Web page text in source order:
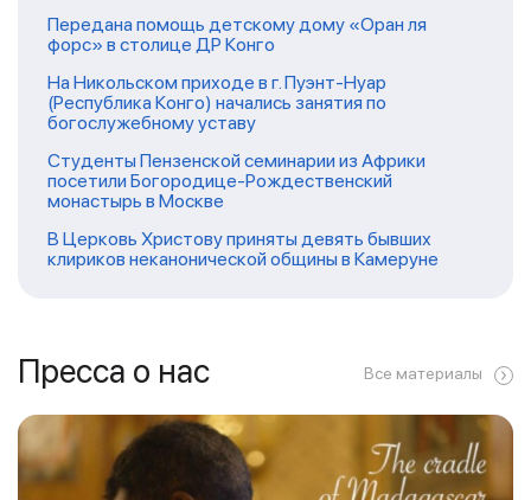
Передана помощь детскому дому «Оран ля
форс» в столице ДР Конго
На Никольском приходе в г. Пуэнт-Нуар
(Республика Конго) начались занятия по
богослужебному уставу
Студенты Пензенской семинарии из Африки
посетили Богородице-Рождественский
монастырь в Москве
В Церковь Христову приняты девять бывших
клириков неканонической общины в Камеруне
Пресса о нас Все материалы